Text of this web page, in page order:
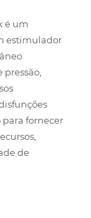
é um
estimulador
para fornecer
de
as